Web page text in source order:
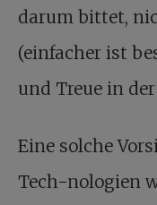
darum bittet,
(einfacher ist
und Treue in der
Eine solche
Tech-nologien